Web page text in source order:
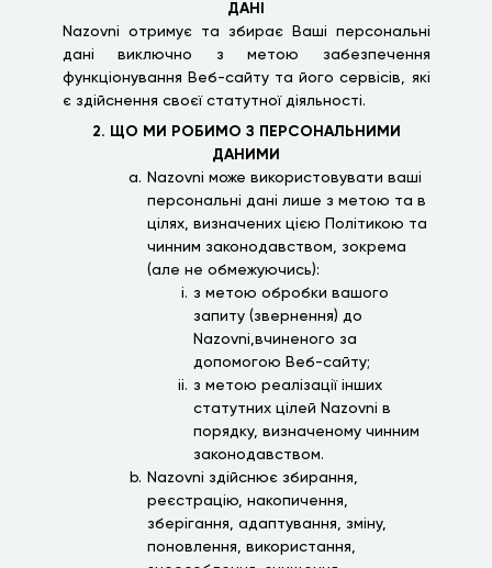
ДАНІ
Nazovni отримує та збирає Ваші персональні
дані виключно з метою забезпечення
функціонування Веб-сайту та його сервісів, які
є здійснення своєї статутної діяльності.
2. ЩО МИ РОБИМО З ПЕРСОНАЛЬНИМИ
ДАНИМИ
Nazovni може використовувати ваші
персональні дані лише з метою та в
цілях, визначених цією Політикою та
чинним законодавством, зокрема
(але не обмежуючись):
з метою обробки вашого
запиту (звернення) до
Nazovni,вчиненого за
допомогою Веб-сайту;
з метою реалізації інших
статутних цілей Nazovni в
порядку, визначеному чинним
законодавством.
Nazovni здійснює збирання,
реєстрацію, накопичення,
зберігання, адаптування, зміну,
поновлення, використання,